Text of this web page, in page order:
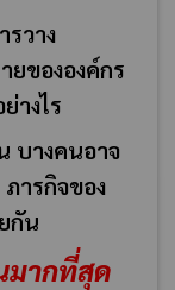
วาง
ยขององค์กร
างไร
บางคนอาจ
ารกิจของ
กัน
มากที่สุด